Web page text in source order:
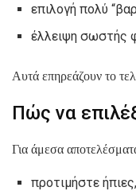
επιλογή πολύ
έλλειψη σωστής
Αυτά επηρεάζουν το
Πώς να
Για άμεσα
προτιμήστε